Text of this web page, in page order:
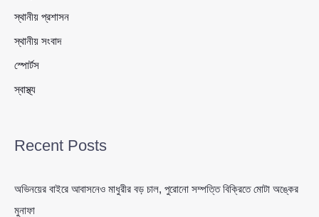
স্থানীয় প্রশাসন
স্থানীয় সংবাদ
স্পোর্টস
স্বাস্থ্য
Recent Posts
অভিনয়ের বাইরে আবাসনেও মাধুরীর বড় চাল, পুরোনো সম্পত্তি বিক্রিতে মোটা অঙ্কের
মুনাফা